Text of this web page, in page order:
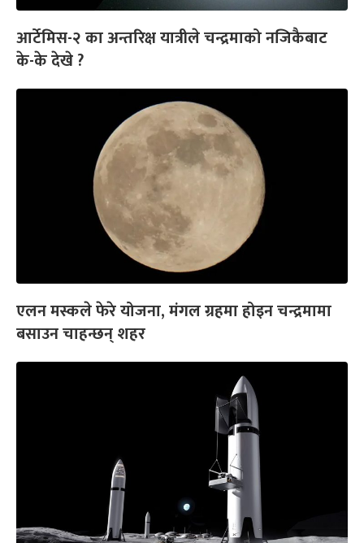
आर्टेमिस-२ का अन्तरिक्ष यात्रीले चन्द्रमाको नजिकैबाट
के-के देखे ?
एलन मस्कले फेरे योजना, मंगल ग्रहमा होइन चन्द्रमामा
बसाउन चाहन्छन् शहर